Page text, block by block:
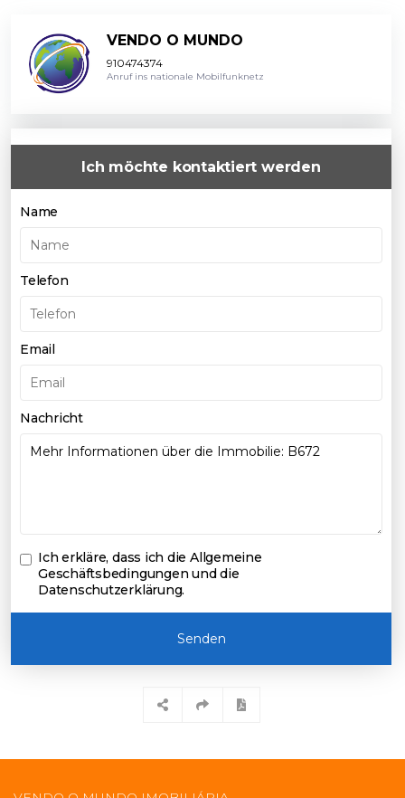
VENDO O MUNDO
910474374
Anruf ins nationale Mobilfunknetz
Ich möchte kontaktiert werden
Name
Telefon
Email
Nachricht
Ich erkläre, dass ich dieAllgemeine
Geschäftsbedingungen und die
Datenschutzerklärung.
Senden